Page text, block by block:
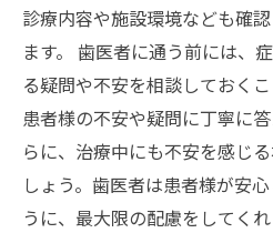
診療内容や施設環境なども確
ます。 歯医者に通う前には、
る疑問や不安を相談しておく
患者様の不安や疑問に丁寧に
らに、治療中にも不安を感じ
しょう。歯医者は患者様が安
うに、最大限の配慮をしてく